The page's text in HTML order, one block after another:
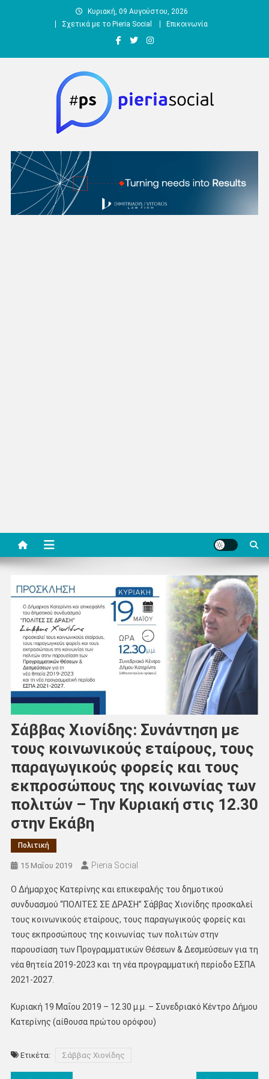
Κυριακή, 09 Αυγούστου, 2026
Σχετικά με το Pieria Social
Επικοινωνία
Pieria Social
Σάββας Χιονίδης: Συνάντηση με
τους κοινωνικούς εταίρους, τους
παραγωγικούς φορείς και τους
εκπροσώπους της κοινωνίας των
πολιτών – Την Κυριακή στις 12.30
στην Εκάβη
Πολιτική
15 Μαΐου 2019 Pieria Social
Ο Δήμαρχος Κατερίνης και επικεφαλής του δημοτικού
συνδυασμού “ΠΟΛΙΤΕΣ ΣΕ ΔΡΑΣΗ” Σάββας Χιονίδης προσκαλεί
τους κοινωνικούς εταίρους, τους παραγωγικούς φορείς και
τους εκπροσώπους της κοινωνίας των πολιτών στην
παρουσίαση των Προγραμματικών Θέσεων & Δεσμεύσεων για τη
νέα θητεία 2019-2023 και τη νέα προγραμματική περίοδο ΕΣΠΑ
2021-2027.
Κυριακή 19 Μαΐου 2019 – 12.30 μ.μ. – Συνεδριακό Κέντρο Δήμου
Κατερίνης (αίθουσα πρώτου ορόφου)
Ετικέτα: Σάββας Χιονίδης